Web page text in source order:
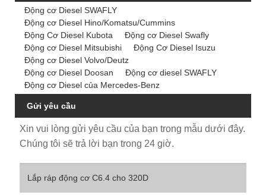
Động cơ Diesel SWAFLY
Động cơ Diesel Hino/Komatsu/Cummins
Động Cơ Diesel Kubota
Động cơ Diesel Swafly
Động cơ Diesel Mitsubishi
Động Cơ Diesel Isuzu
Động cơ Diesel Volvo/Deutz
Động cơ Diesel Doosan
Động cơ diesel SWAFLY
Động cơ Diesel của Mercedes-Benz
Gửi yêu cầu
Xin vui lòng gửi yêu cầu của bạn trong mẫu dưới đây.
Chúng tôi sẽ trả lời bạn trong 24 giờ.